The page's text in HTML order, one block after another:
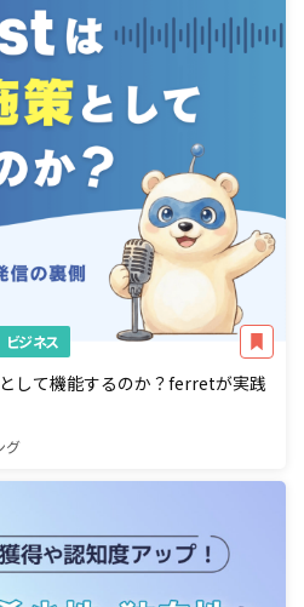
ビジネス
して機能するのか？ferretが実践
グ